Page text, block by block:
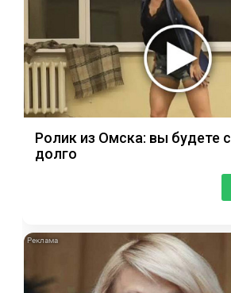
Ролик из Омска: вы будете
долго